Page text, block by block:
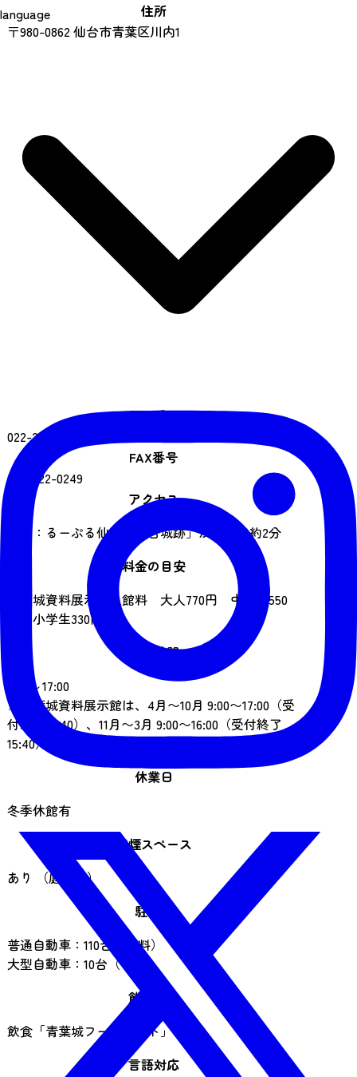
language
住所
〒980-0862 仙台市青葉区川内1
電話番号
022-222-0218
FAX番号
022-222-0249
アクセス
バス：るーぷる仙台「仙台城跡」から徒歩約2分
料金の目安
青葉城資料展示館入館料 大人770円 中高生550
円 小学生330円
営業時間
9:00～17:00
※青葉城資料展示館は、4月〜10月 9:00〜17:00（受
付終了16:40）、11月〜3月 9:00〜16:00（受付終了
15:40）
休業日
冬季休館有
喫煙スペース
あり （庭園内）
駐車場
普通自動車：110台（有料）
大型自動車：10台（有料）
飲食施設
飲食「青葉城フードコート」あり
言語対応